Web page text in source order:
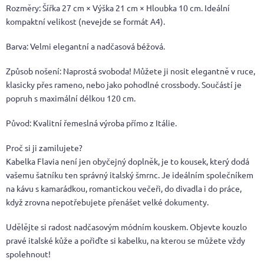
Rozměry: Šířka 27 cm × Výška 21 cm × Hloubka 10 cm. Ideální
kompaktní velikost (nevejde se formát A4).
Barva: Velmi elegantní a nadčasová béžová.
Způsob nošení: Naprostá svoboda! Můžete ji nosit elegantně v ruce,
klasicky přes rameno, nebo jako pohodlné crossbody. Součástí je
popruh s maximální délkou 120 cm.
Původ: Kvalitní řemeslná výroba přímo z Itálie.
Proč si ji zamilujete?
Kabelka Flavia není jen obyčejný doplněk, je to kousek, který dodá
vašemu šatníku ten správný italský šmrnc. Je ideálním společníkem
na kávu s kamarádkou, romantickou večeři, do divadla i do práce,
když zrovna nepotřebujete přenášet velké dokumenty.
Udělějte si radost nadčasovým módním kouskem. Objevte kouzlo
pravé italské kůže a pořiďte si kabelku, na kterou se můžete vždy
spolehnout!